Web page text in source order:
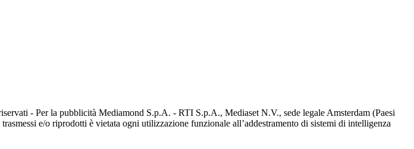
- Per la pubblicità Mediamond S.p.A. - RTI S.p.A., Mediaset N.V., sede legale Amsterdam (Paesi
e/o riprodotti è vietata ogni utilizzazione funzionale all’addestramento di sistemi di intelligenza